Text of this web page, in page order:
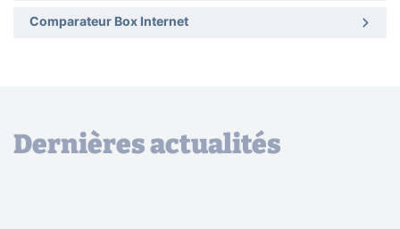
Comparateur Box Internet
Dernières actualités